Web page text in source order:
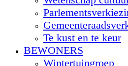
Te kust en te keur
BEWONERS
Wintertuingroep